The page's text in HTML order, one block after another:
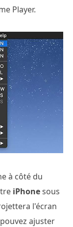
Player.
à côté du
iPhonesous
l'écran
ajuster